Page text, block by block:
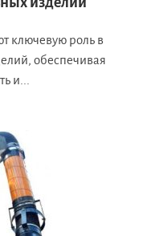
ключевую роль в
обеспечивая
и...